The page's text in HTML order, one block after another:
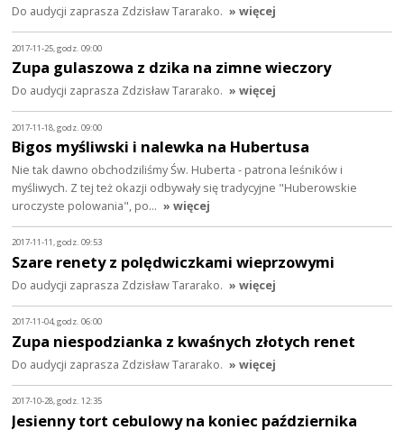
Do audycji zaprasza Zdzisław Tararako. » więcej
2017-11-25, godz. 09:00
Zupa gulaszowa z dzika na zimne wieczory
Do audycji zaprasza Zdzisław Tararako. » więcej
2017-11-18, godz. 09:00
Bigos myśliwski i nalewka na Hubertusa
Nie tak dawno obchodziliśmy Św. Huberta - patrona leśników i
myśliwych. Z tej też okazji odbywały się tradycyjne "Huberowskie
uroczyste polowania", po… » więcej
2017-11-11, godz. 09:53
Szare renety z polędwiczkami wieprzowymi
Do audycji zaprasza Zdzisław Tararako. » więcej
2017-11-04, godz. 06:00
Zupa niespodzianka z kwaśnych złotych renet
Do audycji zaprasza Zdzisław Tararako. » więcej
2017-10-28, godz. 12:35
Jesienny tort cebulowy na koniec października